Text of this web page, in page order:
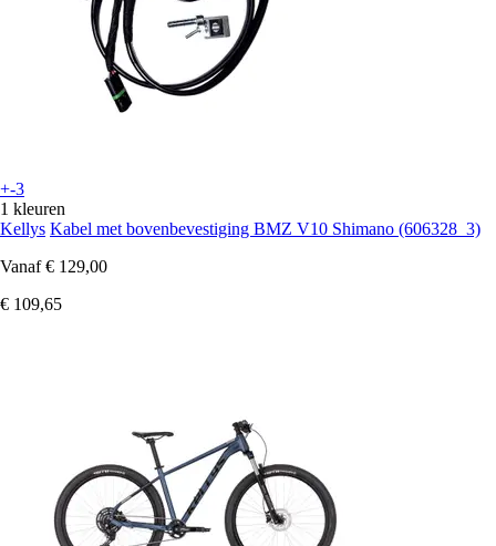
+-3
1 kleuren
Kellys Kabel met bovenbevestiging BMZ V10 Shimano (606328_3)
Vanaf € 129,00
€ 109,65